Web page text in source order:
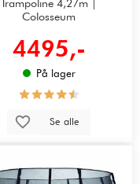
Colosseum
4495,-
På lager
Se alle